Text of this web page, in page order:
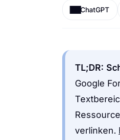
ChatGPT
TL;DR:
Google
verlinken.